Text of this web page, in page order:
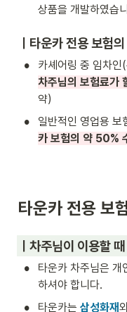
상품을 개발하였습
타운카 전용 보험의
• 카셰어링 중 임차
차주님의 보험료가
약)
• 일반적인 영업용 보
카 보험의 약 50%
타운카 전용 보
ㅣ차주님이 이용할 때
•
타운카 차주님은 개
하셔야 합니다.
• 타운카는 삼성화재